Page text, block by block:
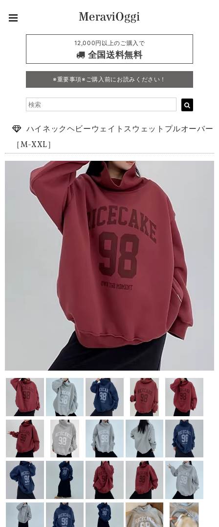
12,000円以上のご購入で
全国送料無料
※重要事項※ご購入前にお読みください！
ハイネックヘビーウェイトスウェットプルオーバー
［M-XXL］